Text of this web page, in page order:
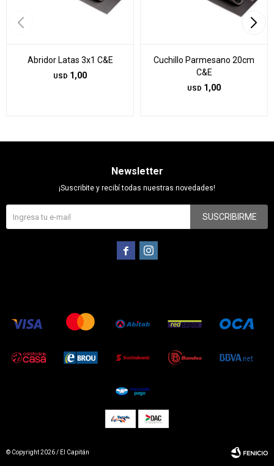
Abridor Latas 3x1 C&E
USD 1,00
Cuchillo Parmesano 20cm
C&E
USD 1,00
Newsletter
¡Suscribite y recibí todas nuestras novedades!
SUSCRIBIRME
 
© Copyright 2026 / El Capitán